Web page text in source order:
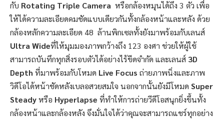
กับ Rotating Triple Camera หรือกล้องหมุนได้ถึง 3 ตัว เพื่อ
ให้ได้ความละเอียดคมชัดแบบเดียวกันทั้งกล้องหน้าและหลัง ด้วย
กล้องหลักความละเอียด 48 ล้านพิกเซลทั้งยังมาพร้อมกับเลนส์
Ultra Wideที่ให้มุมมองภาพกว้างถึง 123 องศา ช่วยให้ผู้ใช้
สามารถบันทึกทุกสิ่งรอบตัวได้อย่างไร้ขีดจำกัด และเลนส์ 3D
Depth ที่มาพร้อมกับโหมด Live Focus ถ่ายภาพนิ่งและภาพ
วิดีโอได้หน้าชัดหลังเบลอสวยสมใจ นอกจากนั้นยังมีโหมด Super
Steadyหรือ Hyperlapse ที่ทำให้การถ่ายวีดีโอสนุกยิ่งขึ้นทั้ง
กล้องหน้าและกล้องหลัง จึงมั่นใจได้ว่าคุณจะสามารถแชร์ทุกอย่าง